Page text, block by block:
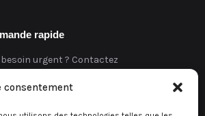
consentement
rapide
besoin urgent ? Contactez